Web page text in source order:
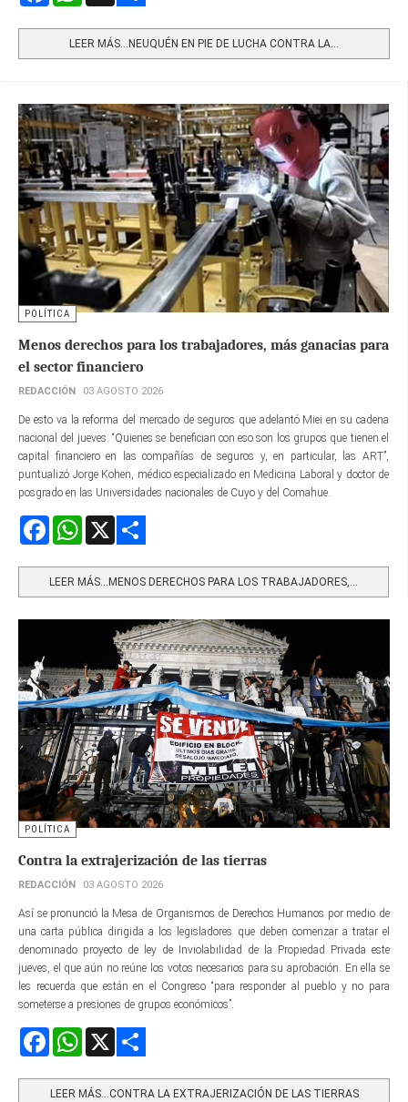
LEER MÁS…NEUQUÉN EN PIE DE LUCHA CONTRA LA...
POLÍTICA
Menos derechos para los trabajadores, más ganacias para
el sector financiero
REDACCIÓN 03 AGOSTO 2026
De esto va la reforma del mercado de seguros que adelantó Miei en su cadena
nacional del jueves. “Quienes se benefician con eso son los grupos que tienen el
capital financiero en las compañías de seguros y, en particular, las ART”,
puntualizó Jorge Kohen, médico especializado en Medicina Laboral y doctor de
posgrado en las Universidades nacionales de Cuyo y del Comahue.
FacebookWhatsApp
LEER MÁS…MENOS DERECHOS PARA LOS TRABAJADORES,...
POLÍTICA
Contra la extrajerización de las tierras
REDACCIÓN 03 AGOSTO 2026
Así se pronunció la Mesa de Organismos de Derechos Humanos por medio de
una carta pública dirigida a los legisladores que deben comenzar a tratar el
denominado proyecto de ley de Inviolabilidad de la Propiedad Privada este
jueves, el que aún no reúne los votos necesarios para su aprobación. En ella se
les recuerda que están en el Congreso “para responder al pueblo y no para
someterse a presiones de grupos económicos”.
FacebookWhatsApp
LEER MÁS…CONTRA LA EXTRAJERIZACIÓN DE LAS TIERRAS